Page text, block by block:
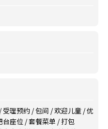
/受理预约 /包间 /欢迎儿童 /优
台座位 /套餐菜单 /打包